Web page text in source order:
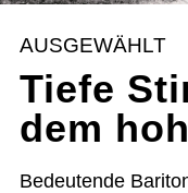
AUSGEWÄHLT
Tiefe
dem
Bedeutende